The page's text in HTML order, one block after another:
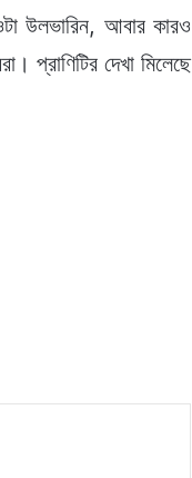
উলভারিন, আবার কারও
প্রাণিটির দেখা মিলেছে